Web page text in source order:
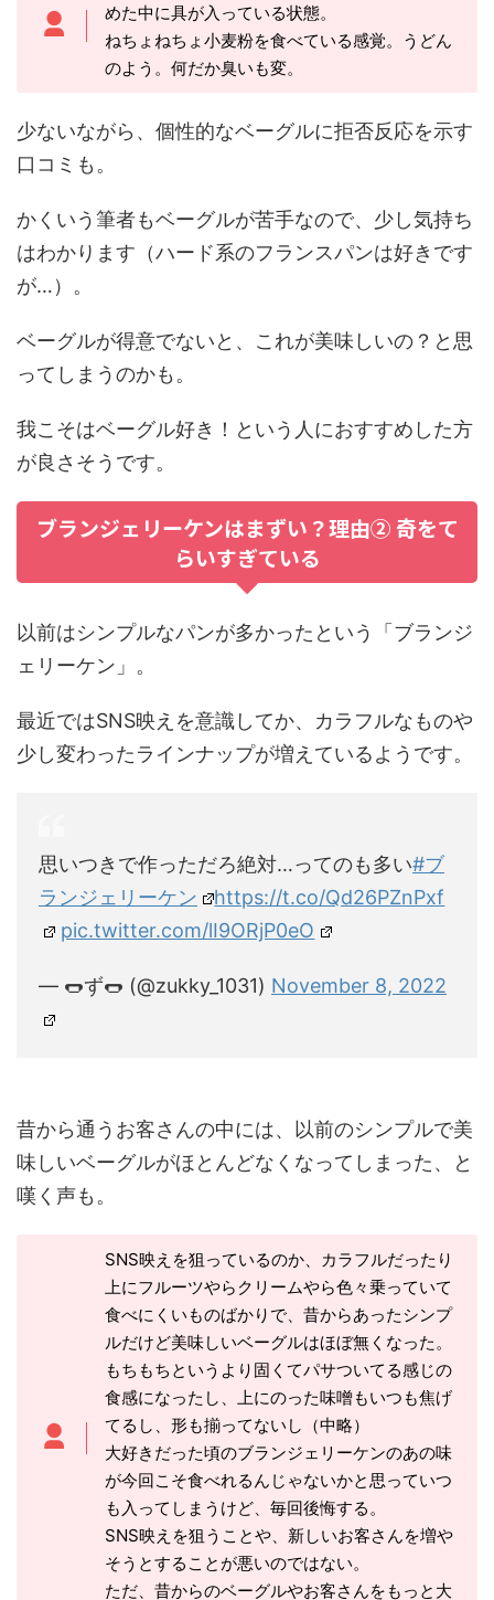
めた中に具が入っている状態。
ねちょねちょ小麦粉を食べている感覚。うどん
のよう。何だか臭いも変。
少ないながら、個性的なベーグルに拒否反応を示す
口コミも。
かくいう筆者もベーグルが苦手なので、少し気持ち
はわかります（ハード系のフランスパンは好きです
が…）。
ベーグルが得意でないと、これが美味しいの？と思
ってしまうのかも。
我こそはベーグル好き！という人におすすめした方
が良さそうです。
ブランジェリーケンはまずい？理由② 奇をて
らいすぎている
以前はシンプルなパンが多かったという「ブランジ
ェリーケン」。
最近ではSNS映えを意識してか、カラフルなものや
少し変わったラインナップが増えているようです。
思いつきで作っただろ絶対…ってのも多い#ブ
ランジェリーケン
https://t.co/Qd26PZnPxf
pic.twitter.com/lI9ORjP0eO
— 🌭ず🌭 (@zukky_1031) November 8, 2022
昔から通うお客さんの中には、以前のシンプルで美
味しいベーグルがほとんどなくなってしまった、と
嘆く声も。
SNS映えを狙っているのか、カラフルだったり
上にフルーツやらクリームやら色々乗っていて
食べにくいものばかりで、昔からあったシンプ
ルだけど美味しいベーグルはほぼ無くなった。
もちもちというより固くてパサついてる感じの
食感になったし、上にのった味噌もいつも焦げ
てるし、形も揃ってないし（中略）
大好きだった頃のブランジェリーケンのあの味
が今回こそ食べれるんじゃないかと思っていつ
も入ってしまうけど、毎回後悔する。
SNS映えを狙うことや、新しいお客さんを増や
そうとすることが悪いのではない。
ただ、昔からのベーグルやお客さんをもっと大